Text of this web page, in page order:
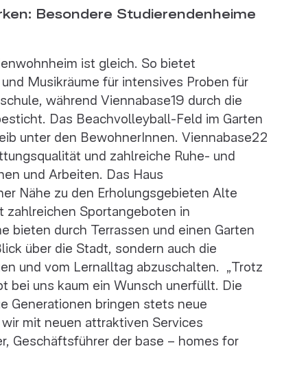
Besondere Studierendenheime
ist gleich. So bietet
Musikräume für intensives Proben für
während Viennabase19 durch die
Das Beachvolleyball-Feld im Garten
unter den BewohnerInnen. Viennabase22
und zahlreiche Ruhe- und
und Arbeiten. Das Haus
Nähe zu den Erholungsgebieten Alte
zahlreichen Sportangeboten in
bieten durch Terrassen und einen Garten
über die Stadt, sondern auch die
und vom Lernalltag abzuschalten. „Trotz
uns kaum ein Wunsch unerfüllt. Die
Generationen bringen stets neue
mit neuen attraktiven Services
Geschäftsführer der base – homes for